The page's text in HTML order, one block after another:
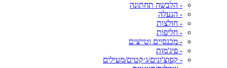
- הלבשה תחתונה
- הנעלה
- חולצות
- חליפות
- מכנסיים וטייצים
- פיג'מות
- קפוצ'ונים/ג׳קטים/מעילים